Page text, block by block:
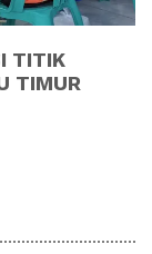
TITIK
TIMUR